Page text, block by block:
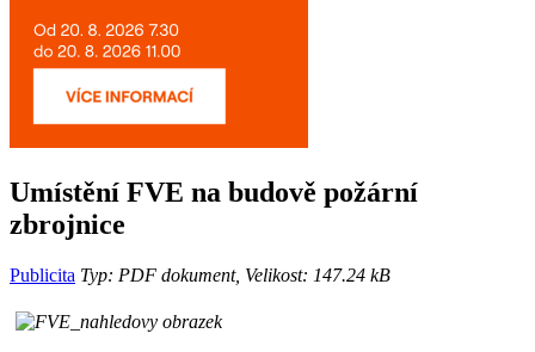
Umístění FVE na budově požární
zbrojnice
Publicita Typ: PDF dokument, Velikost: 147.24 kB